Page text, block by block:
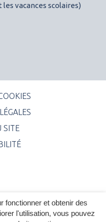
fonctionner et obtenir des
l'utilisation, vous pouvez
les vacances scolaires)
SITE